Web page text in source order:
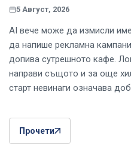
5 Август, 2026
AI вече може да измисли
да напише рекламна
допива сутрешното кафе.
направи същото и за още
старт невинаги означава
Прочети